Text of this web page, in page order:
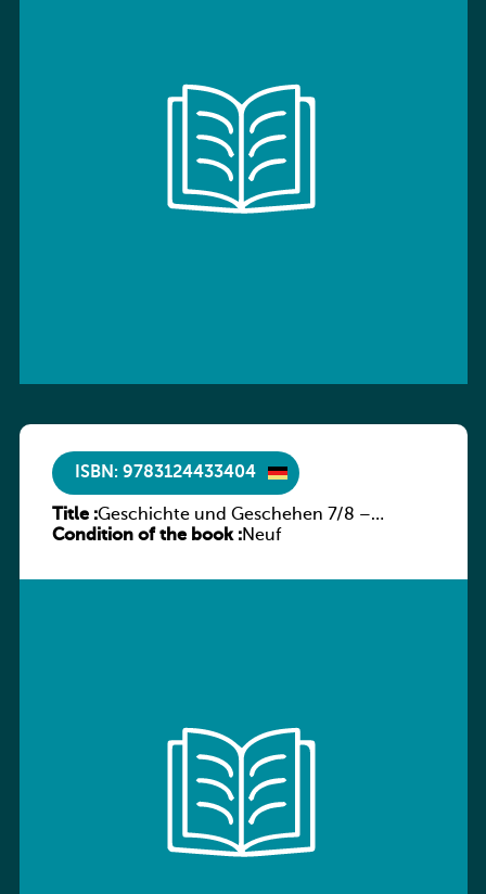
ISBN: 9783124433404
Title :Geschichte und Geschehen 7/8 –
Rheinland-Pfalz
Condition of the book :Neuf